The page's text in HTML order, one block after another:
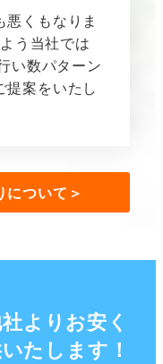
くもなりま
う当社では
い数パターン
提案をいたし
について ＞
よりお安く
たします！